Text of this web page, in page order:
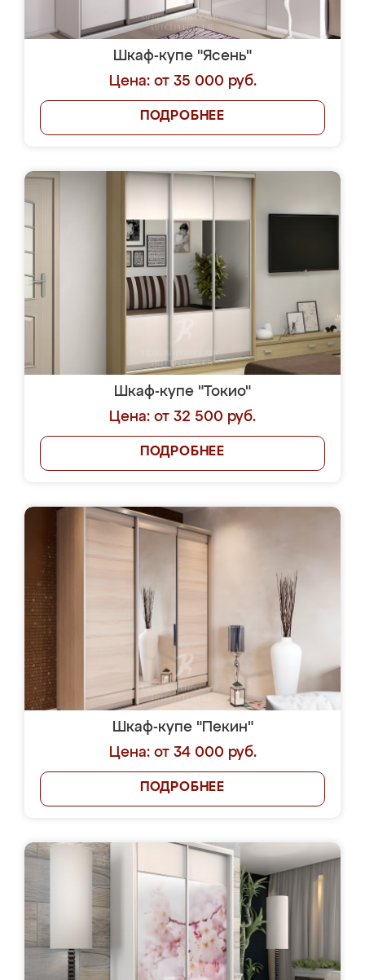
Шкаф-купе "Ясень"
Цена: от 35 000 руб.
ПОДРОБНЕЕ
Шкаф-купе "Токио"
Цена: от 32 500 руб.
ПОДРОБНЕЕ
Шкаф-купе "Пекин"
Цена: от 34 000 руб.
ПОДРОБНЕЕ